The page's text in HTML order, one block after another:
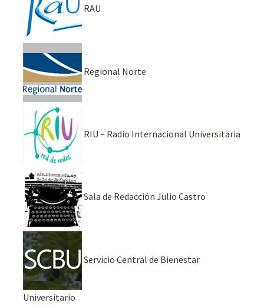
RAU
Regional Norte
RIU – Radio Internacional Universitaria
Sala de Redacción Julio Castro
Servicio Central de Bienestar
Universitario